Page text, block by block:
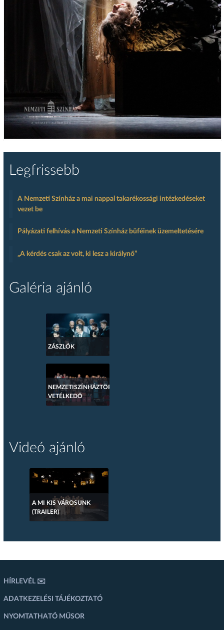
Legfrissebb
A Nemzeti Színház a mai nappal takarékossági intézkedéseket
vezet be
Pályázati felhívás a Nemzeti Színház büféinek üzemeltetésére
„A kérdés csak az volt, ki lesz a királynő”
Galéria ajánló
ZÁSZLÓK
NEMZETISZÍNHÁZTÖRTÉNETI
VETÉLKEDŐ
Videó ajánló
A MI KIS VÁROSUNK
(TRAILER)
HÍRLEVÉL ✉️
ADATKEZELÉSI TÁJÉKOZTATÓ
NYOMTATHATÓ MŰSOR